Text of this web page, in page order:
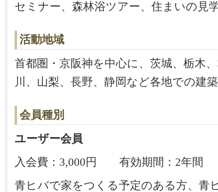
セミナー、森林浴ツアー、住まいの見
活動地域
首都圏・京阪神を中心に、茨城、栃木
川、山梨、長野、静岡など各地での建
会員種別
ユーザー会員
入会費：3,000円 有効期間：2年間
青ヒバで家をつくる予定のある方、青